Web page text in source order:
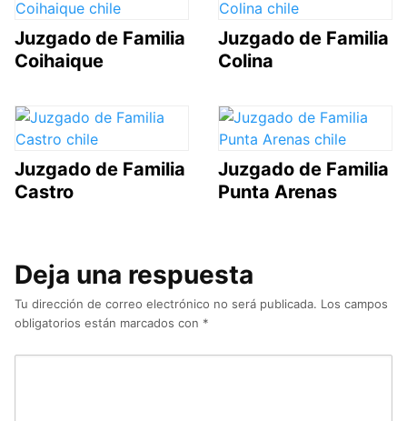
Juzgado de Familia
Coihaique
Juzgado de Familia
Colina
Juzgado de Familia
Castro
Juzgado de Familia
Punta Arenas
Deja una respuesta
Tu dirección de correo electrónico no será publicada. Los campos
obligatorios están marcados con *